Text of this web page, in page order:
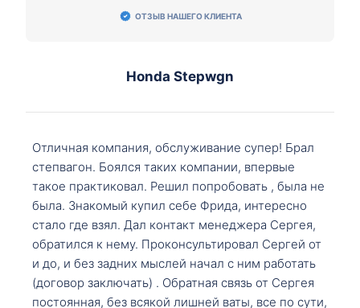
ОТЗЫВ НАШЕГО КЛИЕНТА
Honda Stepwgn
Отличная компания, обслуживание супер! Брал
степвагон. Боялся таких компании, впервые
такое практиковал. Решил попробовать , была не
была. Знакомый купил себе Фрида, интересно
стало где взял. Дал контакт менеджера Сергея,
обратился к нему. Проконсультировал Сергей от
и до, и без задних мыслей начал с ним работать
(договор заключать) . Обратная связь от Сергея
постоянная, без всякой лишней ваты, все по сути,